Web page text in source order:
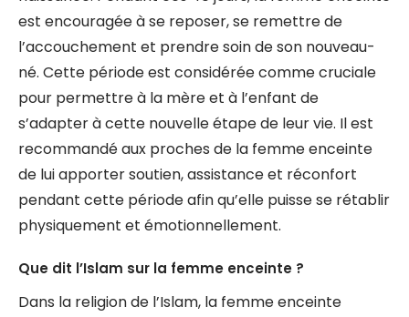
est encouragée à se reposer, se remettre de
l’accouchement et prendre soin de son nouveau-
né. Cette période est considérée comme cruciale
pour permettre à la mère et à l’enfant de
s’adapter à cette nouvelle étape de leur vie. Il est
recommandé aux proches de la femme enceinte
de lui apporter soutien, assistance et réconfort
pendant cette période afin qu’elle puisse se rétablir
physiquement et émotionnellement.
Que dit l’Islam sur la femme enceinte ?
Dans la religion de l’Islam, la femme enceinte